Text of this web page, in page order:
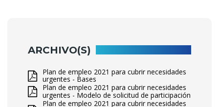
ARCHIVO(S)
Plan de empleo 2021 para cubrir necesidades
urgentes - Bases
Plan de empleo 2021 para cubrir necesidades
urgentes - Modelo de solicitud de participación
Plan de empleo 2021 para cubrir necesidades